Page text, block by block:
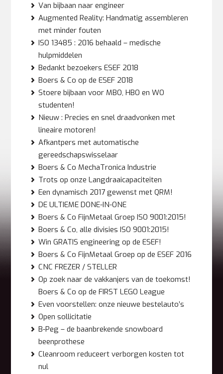
Van bijbaan naar engineer
Augmented Reality: Handmatig assembleren
met minder fouten
ISO 13485 : 2016 behaald – medische
hulpmiddelen
Bedankt bezoekers ESEF 2018
Boers & Co op de ESEF 2018
Stoere bijbaan voor MBO, HBO en WO
studenten!
Nieuw : Precies en snel draadvonken met
lineaire motoren!
Afkantpers met automatische
gereedschapswisselaar
Boers & Co MechaTronica Industrie
Trots op onze Langdraaicapaciteiten
Een dynamisch 2017 gewenst met QRM!
DE ULTIEME DONE-IN-ONE
Boers & Co FijnMetaal Groep ISO 9001:2015!
Boers & Co, alle divisies ISO 9001:2015!
Win GRATIS engineering op de ESEF!
Boers & Co FijnMetaal Groep op de ESEF 2016
CNC FREZER / STELLER
Op zoek naar de vakkanjers van de toekomst!
Boers & Co op de FIRST LEGO League
Even voorstellen: onze nieuwe bestelauto’s
Open sollicitatie
B-Peg – de baanbrekende snowboard
beenprothese
Cleanroom reduceert verborgen kosten tot
nul